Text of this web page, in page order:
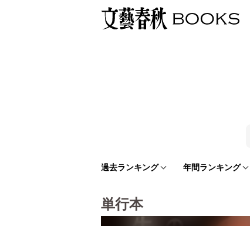
過去ランキング 年間ランキング
単行本